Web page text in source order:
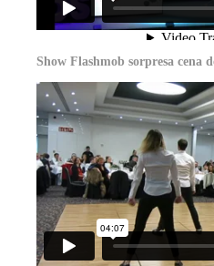
Show Flashmob sorpresa cena